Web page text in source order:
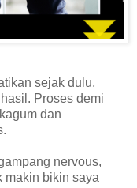
sejak dulu,
Proses demi
dan
nervous,
makin bikin saya